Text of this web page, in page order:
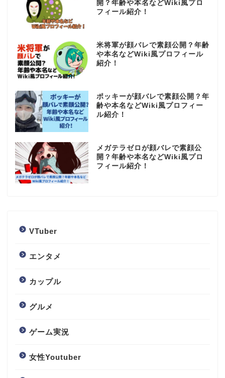
開？年齢や本名などWiki風プロ
フィール紹介！
米将軍が顔バレで素顔公開？年齢
や本名などWiki風プロフィール
紹介！
ポッキーが顔バレで素顔公開？年
齢や本名などWiki風プロフィー
ル紹介！
メガテラゼロが顔バレで素顔公
開？年齢や本名などWiki風プロ
フィール紹介！
VTuber
エンタメ
カップル
グルメ
ゲーム実況
女性Youtuber